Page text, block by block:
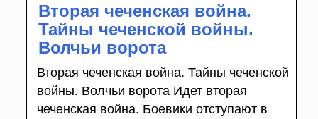
Вторая чеченская война.
Тайны чеченской войны.
Волчьи ворота
Вторая чеченская война. Тайны чеченской
войны. Волчьи ворота Идет вторая
чеченская война. Боевики отступают в